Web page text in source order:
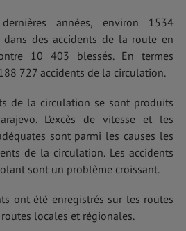
années, environ 1534
dans des accidents de la route en
10 403 blessés. En termes
727 accidents de la circulation.
de la circulation se sont produits
L’excès de vitesse et les
sont parmi les causes les
de la circulation. Les accidents
sont un problème croissant.
ont été enregistrés sur les routes
locales et régionales.